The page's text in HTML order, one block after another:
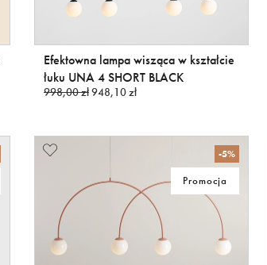
Efektowna lampa wisząca w kształcie
łuku UNA 4 SHORT BLACK
998,00 zł948,10 zł
-5%
Promocja